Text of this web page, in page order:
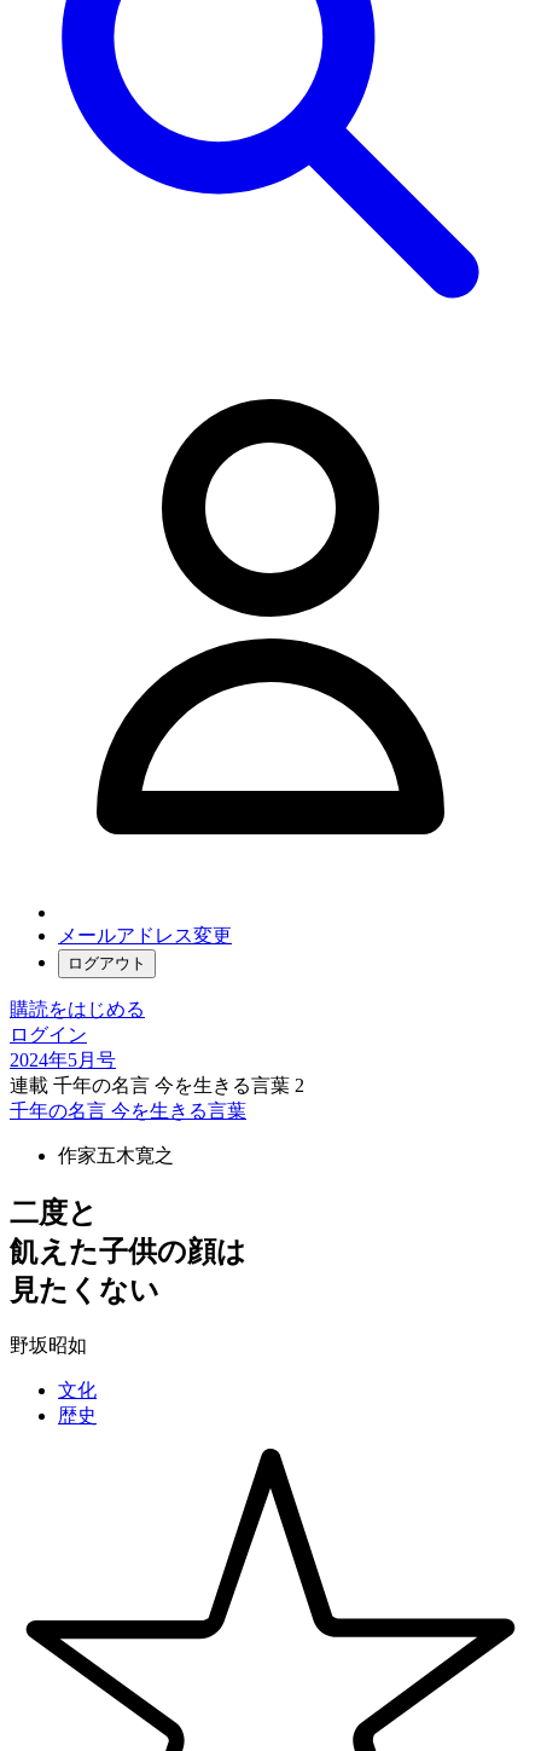
メールアドレス変更
ログアウト
購読をはじめる
ログイン
2024年5月号
連載 千年の名言 今を生きる言葉 2
千年の名言 今を生きる言葉
作家五木寛之
二度と
飢えた子供の顔は
見たくない
野坂昭如
文化
歴史